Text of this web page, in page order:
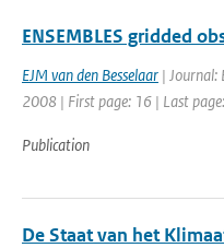
ENSEMBLES gridded
EJM van den Besselaar | Journal:
2008 | First page: 16 | Last
Publication
De Staat van het